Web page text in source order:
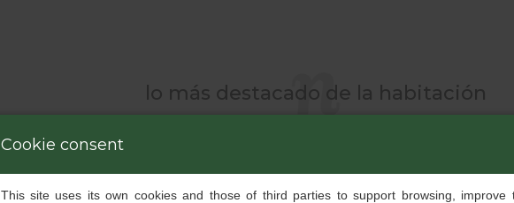
lo más destacado de la habitación
Cookie consent
This site uses its own cookies and those of third parties to support browsing, improve